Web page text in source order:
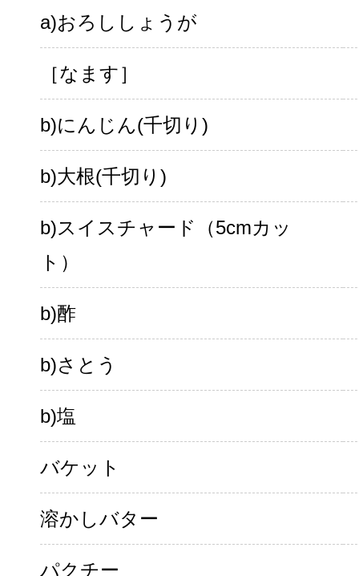
a)おろししょうが
［なます］
b)にんじん(千切り)
b)大根(千切り)
b)スイスチャード（5cmカッ
ト）
b)酢
b)さとう
b)塩
バケット
溶かしバター
パクチー